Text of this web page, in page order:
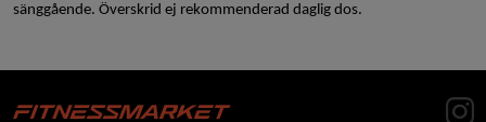
sänggående. Överskrid ej rekommenderad daglig dos.